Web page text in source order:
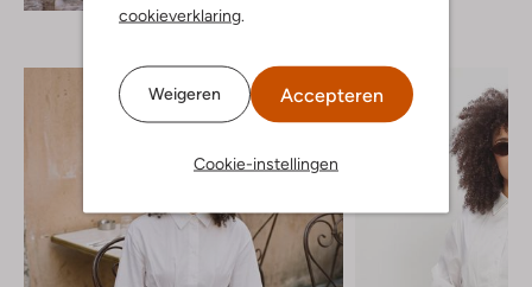
cookieverklaring
Weigeren Accepteren
Cookie-instellingen